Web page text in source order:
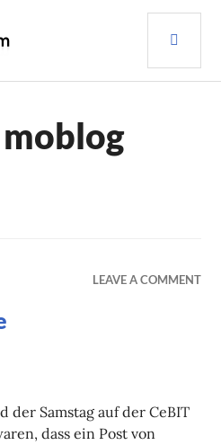
moblog
LEAVE A COMMENT
der Samstag auf der CeBIT
dass ein Post von